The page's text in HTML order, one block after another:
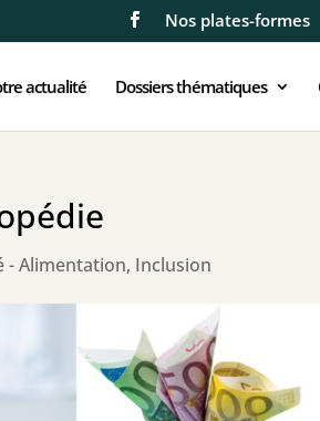
Nos plates-formes
actualité Dossiers thématiques
- Alimentation, Inclusion